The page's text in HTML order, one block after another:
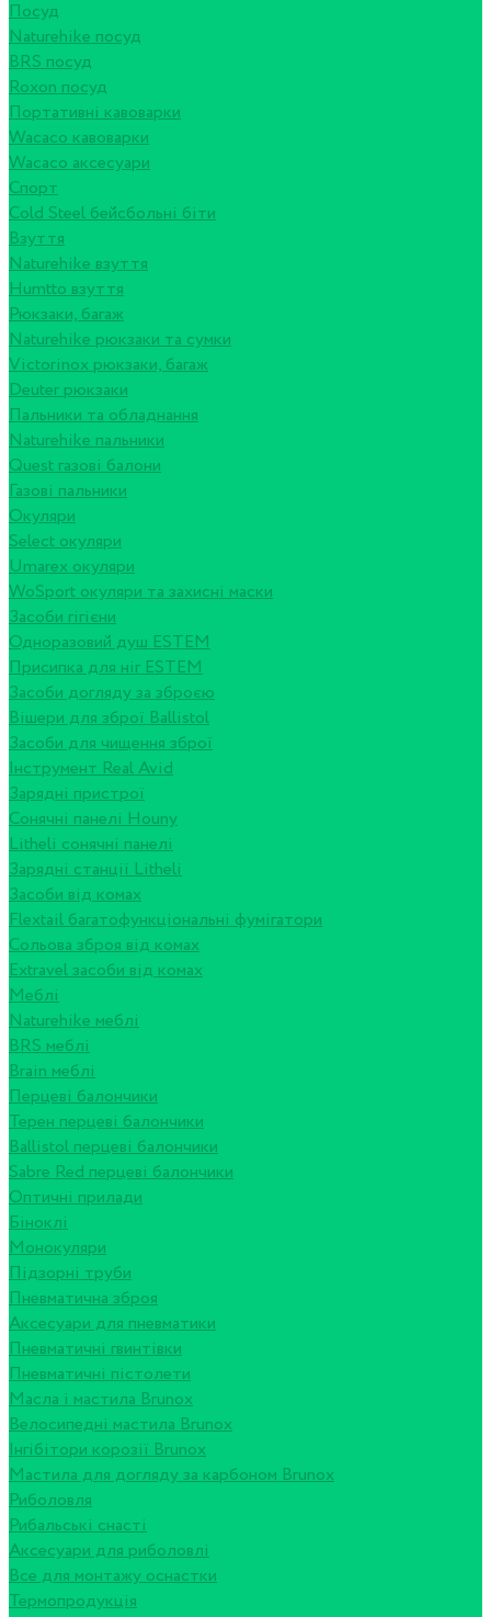
Посуд
Naturehike посуд
BRS посуд
Roxon посуд
Портативні кавоварки
Wacaco кавоварки
Wacaco аксесуари
Спорт
Cold Steel бейсбольні біти
Взуття
Naturehike взуття
Humtto взуття
Рюкзаки, багаж
Naturehike рюкзаки та сумки
Victorinox рюкзаки, багаж
Deuter рюкзаки
Пальники та обладнання
Naturehike пальники
Quest газові балони
Газові пальники
Окуляри
Select окуляри
Umarex окуляри
WoSport окуляри та захисні маски
Засоби гігієни
Одноразовий душ ESTEM
Присипка для ніг ESTEM
Засоби догляду за зброєю
Вішери для зброї Ballistol
Засоби для чищення зброї
Інструмент Real Avid
Зарядні пристрої
Сонячні панелі Houny
Litheli сонячні панелі
Зарядні станції Litheli
Засоби від комах
Flextail багатофункціональні фумігатори
Сольова зброя від комах
Extravel засоби від комах
Меблі
Naturehike меблі
BRS меблі
Brain меблі
Перцеві балончики
Терен перцеві балончики
Ballistol перцеві балончики
Sabre Red перцеві балончики
Оптичні прилади
Біноклі
Монокуляри
Підзорні труби
Пневматична зброя
Аксесуари для пневматики
Пневматичні гвинтівки
Пневматичні пістолети
Масла і мастила Brunox
Велосипедні мастила Brunox
Інгібітори корозії Brunox
Мастила для догляду за карбоном Brunox
Риболовля
Рибальські снасті
Аксесуари для риболовлі
Все для монтажу оснастки
Термопродукція